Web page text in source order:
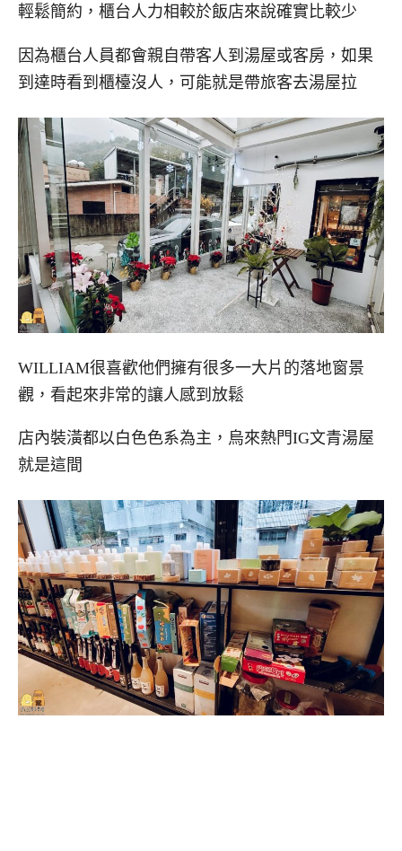
輕鬆簡約，櫃台人力相較於飯店來說確實比較少
因為櫃台人員都會親自帶客人到湯屋或客房，如果
到達時看到櫃檯沒人，可能就是帶旅客去湯屋拉
WILLIAM很喜歡他們擁有很多一大片的落地窗景
觀，看起來非常的讓人感到放鬆
店內裝潢都以白色色系為主，烏來熱門IG文青湯屋
就是這間